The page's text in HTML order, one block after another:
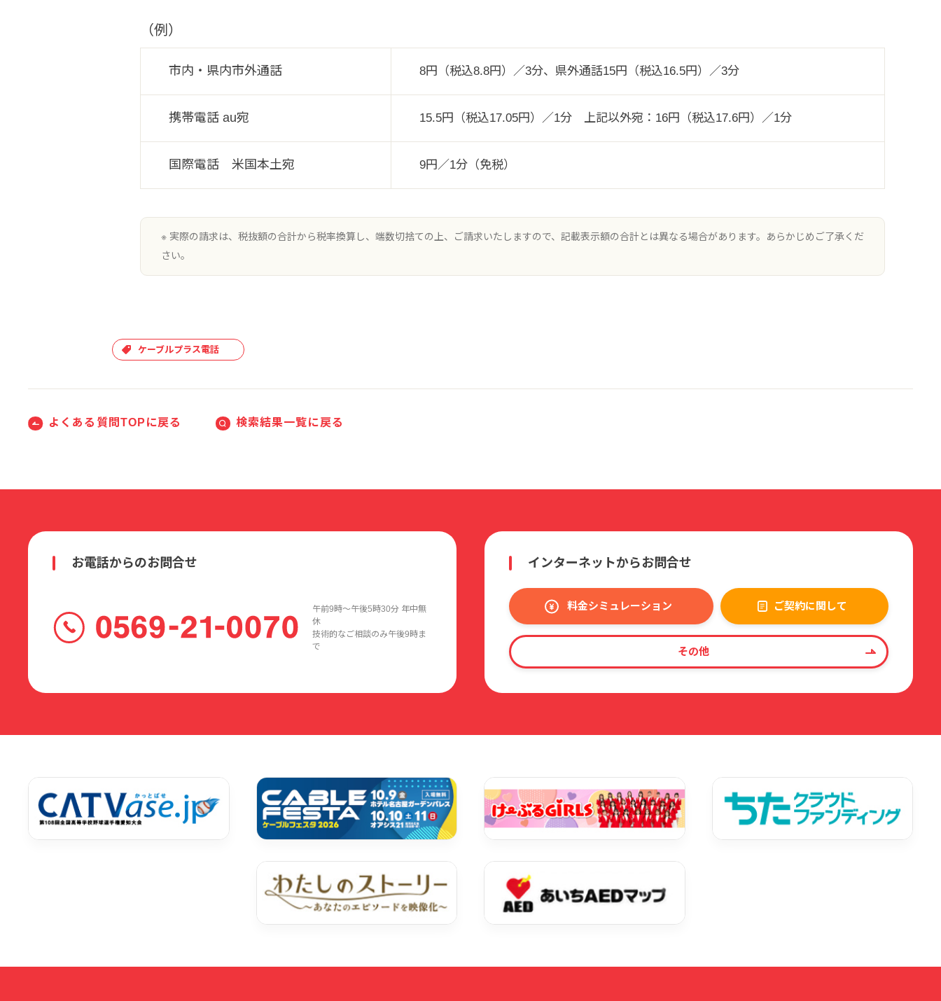
（例）
市内・県内市外通話 8円（税込8.8円）／3分、県外通話15円（税込16.5円）／3分
携帯電話 au宛 15.5円（税込17.05円）／1分 上記以外宛：16円（税込17.6円）／1分
国際電話 米国本土宛 9円／1分（免税）
※ 実際の請求は、税抜額の合計から税率換算し、端数切捨ての上、ご請求いたしますので、記載表示額の合計とは異なる場合があります。あらかじめご了承くだ
さい。
ケーブルプラス電話
よくある質問TOPに戻る 検索結果一覧に戻る
お電話からのお問合せ
午前9時〜午後5時30分 年中無
休
技術的なご相談のみ午後9時ま
で
インターネットからお問合せ
料金シミュレーション ご契約に関して
その他